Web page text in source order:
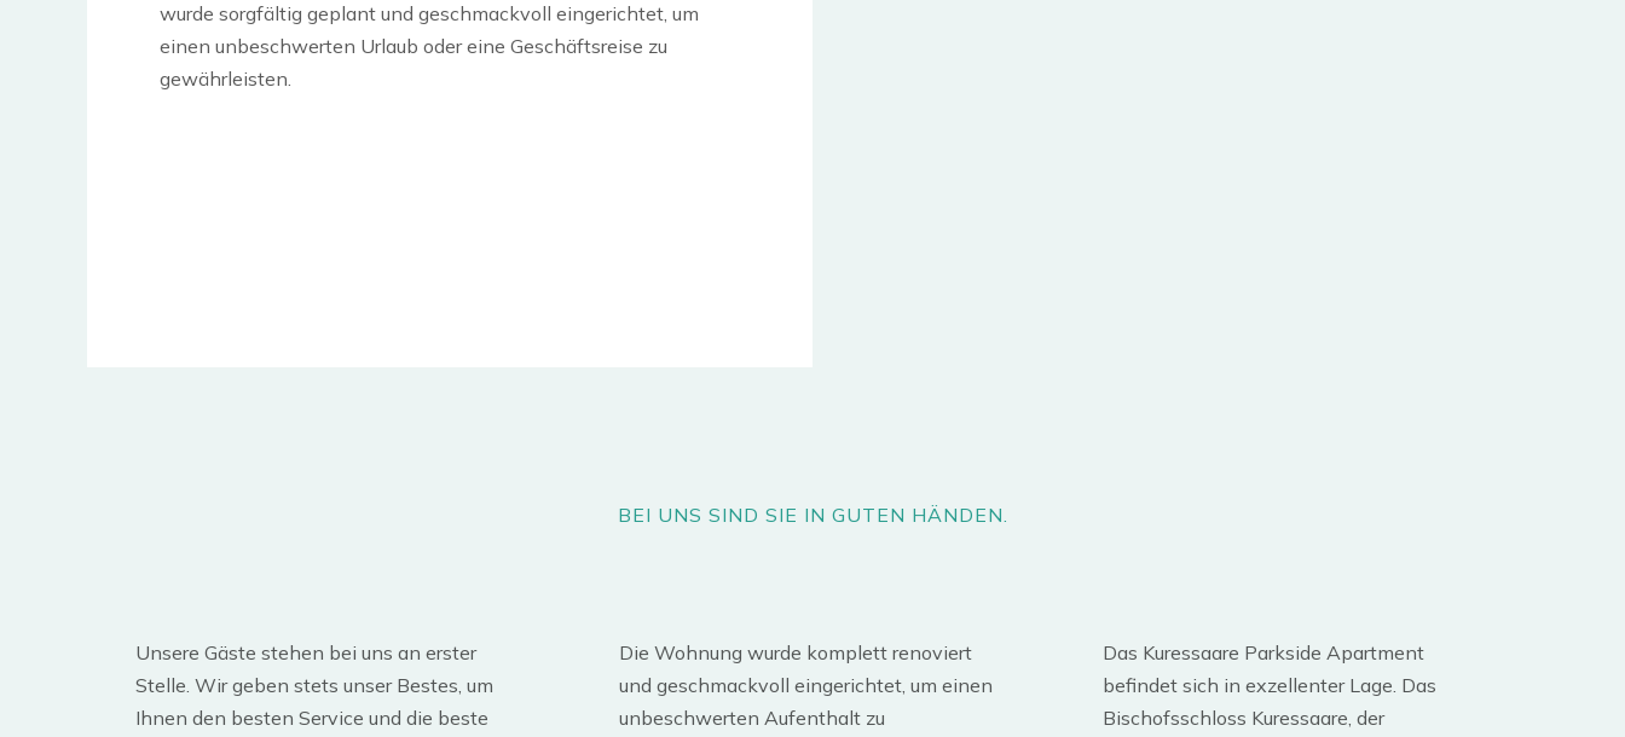
wurde sorgfältig geplant und geschmackvoll eingerichtet, um
einen unbeschwerten Urlaub oder eine Geschäftsreise zu
gewährleisten.
BEI UNS SIND SIE IN GUTEN HÄNDEN.
Unsere Gäste stehen bei uns an erster
Stelle. Wir geben stets unser Bestes, um
Ihnen den besten Service und die beste
Die Wohnung wurde komplett renoviert
und geschmackvoll eingerichtet, um einen
unbeschwerten Aufenthalt zu
Das Kuressaare Parkside Apartment
befindet sich in exzellenter Lage. Das
Bischofsschloss Kuressaare, der